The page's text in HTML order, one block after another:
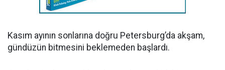
Kasım ayının sonlarına doğru Petersburg’da akşam,
gündüzün bitmesini beklemeden başlardı.